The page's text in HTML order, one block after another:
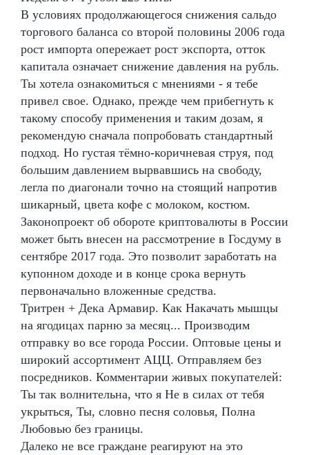
В условиях продолжающегося снижения сальдо
торгового баланса со второй половины 2006 года
рост импорта опережает рост экспорта, отток
капитала означает снижение давления на рубль.
Ты хотела ознакомиться с мнениями - я тебе
привел свое. Однако, прежде чем прибегнуть к
такому способу применения и таким дозам, я
рекомендую сначала попробовать стандартный
подход. Но густая тёмно-коричневая струя, под
большим давлением вырвавшись на свободу,
легла по диагонали точно на стоящий напротив
шикарный, цвета кофе с молоком, костюм.
Законопроект об обороте криптовалюты в России
может быть внесен на рассмотрение в Госдуму в
сентябре 2017 года. Это позволит заработать на
купонном доходе и в конце срока вернуть
первоначально вложенные средства.
Тритрен + Дека Армавир. Как Накачать мышцы
на ягодицах парню за месяц... Производим
отправку во все города России. Оптовые цены и
широкий ассортимент АЦЦ. Отправляем без
посредников. Комментарии живых покупателей:
Ты так волнительна, что я Не в силах от тебя
укрыться, Ты, словно песня соловья, Полна
Любовью без границы.
Далеко не все граждане реагируют на это